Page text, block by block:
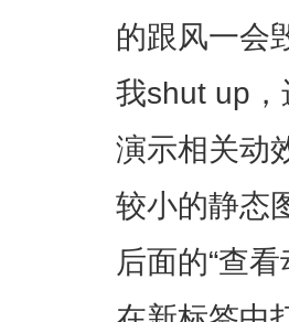
的跟风一会
我shut up
演示相关动
较小的静态
后面的“查